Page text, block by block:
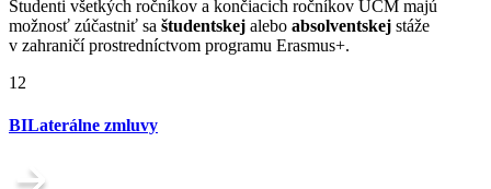
Študenti všetkých ročníkov a končiacich ročníkov UCM majú
možnosť zúčastniť sa študentskej alebo absolventskej stáže
v zahraničí prostredníctvom programu Erasmus+.
12
BILaterálne zmluvy